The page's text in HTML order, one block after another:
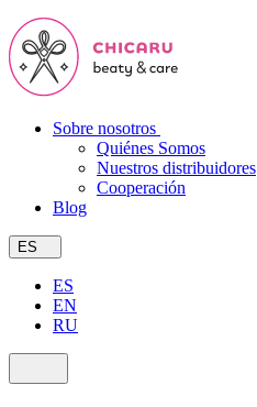
Sobre nosotros
Quiénes Somos
Nuestros distribuidores
Cooperación
Blog
ES
ES
EN
RU